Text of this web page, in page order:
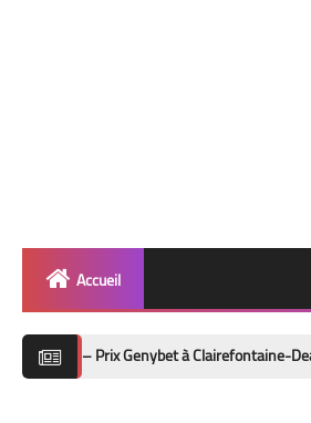
Accueil
Genybet à Clairefontaine-Deauville :